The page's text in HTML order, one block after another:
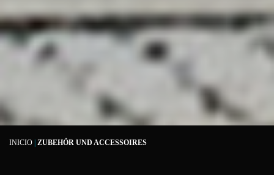
INICIO ZUBEHÖR UND ACCESSOIRES